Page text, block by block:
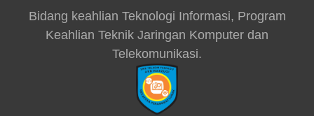
Bidang keahlian Teknologi Informasi, Program
Keahlian Teknik Jaringan Komputer dan
Telekomunikasi.